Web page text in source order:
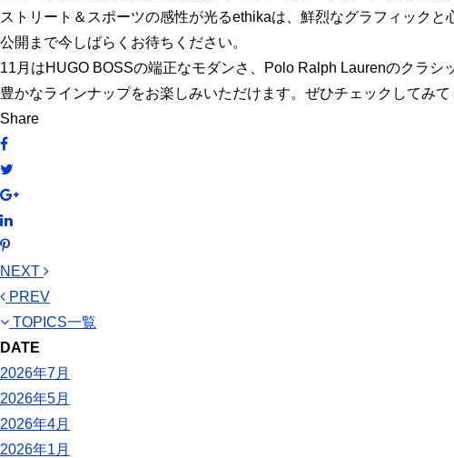
ストリート＆スポーツの感性が光るethikaは、鮮烈なグラフィックと
公開まで今しばらくお待ちください。
11月はHUGO BOSSの端正なモダンさ、Polo Ralph Laurenのクラ
豊かなラインナップをお楽しみいただけます。ぜひチェックしてみて
Share
NEXT
PREV
TOPICS一覧
DATE
2026年7月
2026年5月
2026年4月
2026年1月